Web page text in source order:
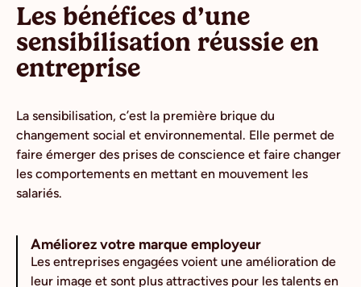
Les bénéfices d’une
sensibilisation réussie en
entreprise
La sensibilisation, c’est la première brique du
changement social et environnemental. Elle permet de
faire émerger des prises de conscience et faire changer
les comportements en mettant en mouvement les
salariés.
Améliorez votre marque employeur
Les entreprises engagées voient une amélioration de
leur image et sont plus attractives pour les talents en